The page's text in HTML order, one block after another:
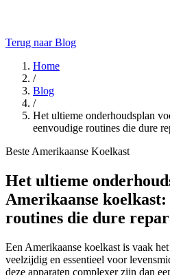
Terug naar Blog
Home
/
Blog
/
Het ultieme onderhoudsplan
eenvoudige routines die dure
Beste Amerikaanse Koelkast
Het ultieme
Amerikaanse koelkast:
routines die dure
Een Amerikaanse koelkast is vaak
veelzijdig en essentieel voor
deze apparaten complexer zijn dan